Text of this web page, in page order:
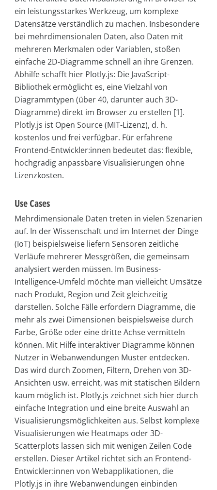
ein leistungsstarkes Werkzeug, um komplexe
Datensätze verständlich zu machen. Insbesondere
bei mehrdimensionalen Daten, also Daten mit
mehreren Merkmalen oder Variablen, stoßen
einfache 2D-Diagramme schnell an ihre Grenzen.
Abhilfe schafft hier Plotly.js: Die JavaScript-
Bibliothek ermöglicht es, eine Vielzahl von
Diagrammtypen (über 40, darunter auch 3D-
Diagramme) direkt im Browser zu erstellen [1].
Plotly.js ist Open Source (MIT-Lizenz), d. h.
kostenlos und frei verfügbar. Für erfahrene
Frontend-Entwickler:innen bedeutet das: flexible,
hochgradig anpassbare Visualisierungen ohne
Lizenzkosten.
Use Cases
Mehrdimensionale Daten treten in vielen Szenarien
auf. In der Wissenschaft und im Internet der Dinge
(IoT) beispielsweise liefern Sensoren zeitliche
Verläufe mehrerer Messgrößen, die gemeinsam
analysiert werden müssen. Im Business-
Intelligence-Umfeld möchte man vielleicht Umsätze
nach Produkt, Region und Zeit gleichzeitig
darstellen. Solche Fälle erfordern Diagramme, die
mehr als zwei Dimensionen beispielsweise durch
Farbe, Größe oder eine dritte Achse vermitteln
können. Mit Hilfe interaktiver Diagramme können
Nutzer in Webanwendungen Muster entdecken.
Das wird durch Zoomen, Filtern, Drehen von 3D-
Ansichten usw. erreicht, was mit statischen Bildern
kaum möglich ist. Plotly.js zeichnet sich hier durch
einfache Integration und eine breite Auswahl an
Visualisierungsmöglichkeiten aus. Selbst komplexe
Visualisierungen wie Heatmaps oder 3D-
Scatterplots lassen sich mit wenigen Zeilen Code
erstellen. Dieser Artikel richtet sich an Frontend-
Entwickler:innen von Webapplikationen, die
Plotly.js in ihre Webanwendungen einbinden